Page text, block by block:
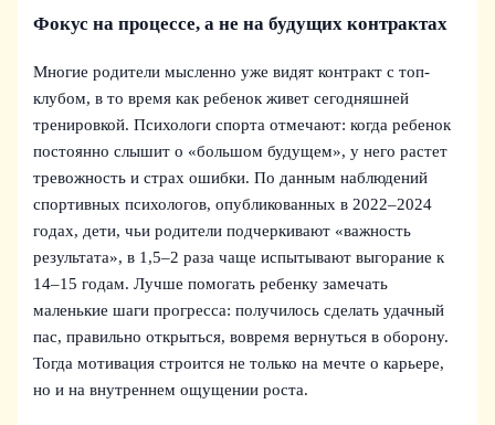
Фокус на процессе, а не на будущих контрактах
Многие родители мысленно уже видят контракт с топ-
клубом, в то время как ребенок живет сегодняшней
тренировкой. Психологи спорта отмечают: когда ребенок
постоянно слышит о «большом будущем», у него растет
тревожность и страх ошибки. По данным наблюдений
спортивных психологов, опубликованных в 2022–2024
годах, дети, чьи родители подчеркивают «важность
результата», в 1,5–2 раза чаще испытывают выгорание к
14–15 годам. Лучше помогать ребенку замечать
маленькие шаги прогресса: получилось сделать удачный
пас, правильно открыться, вовремя вернуться в оборону.
Тогда мотивация строится не только на мечте о карьере,
но и на внутреннем ощущении роста.